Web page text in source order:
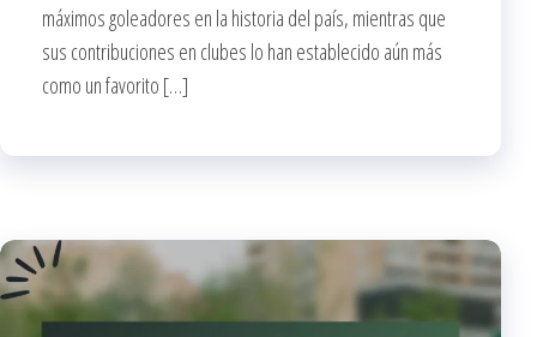
máximos goleadores en la historia del país, mientras que
sus contribuciones en clubes lo han establecido aún más
como un favorito […]